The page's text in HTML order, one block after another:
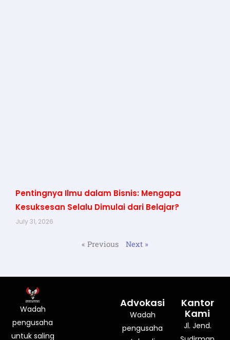
Pentingnya Ilmu dalam Bisnis: Mengapa
Kesuksesan Selalu Dimulai dari Belajar?
July 31, 2026
« Previous Next »
Wadah
pengusaha
untuk saling
Advokasi
Wadah
pengusaha
Kantor
Kami
Jl. Jend.